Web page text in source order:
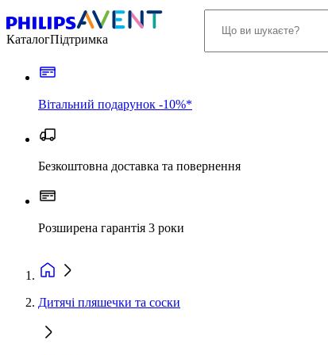
КаталогПідтримка
Вітальний подарунок -10%*
Безкоштовна доставка та повернення
Розширена гарантія 3 роки
Дитячі пляшечки та соски